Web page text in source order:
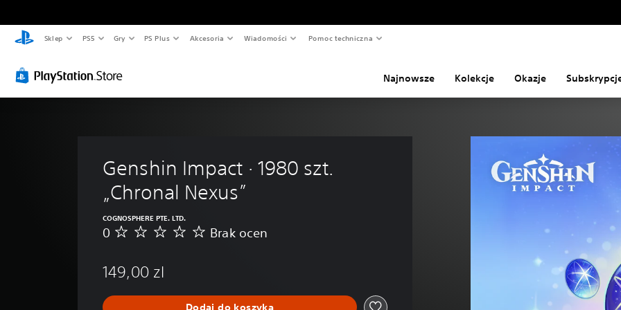
Sklep PS5 Gry PS Plus Akcesoria Wiadomości Pomoc techniczna
Najnowsze Kolekcje Okazje
Genshin Impact · 1980 szt.
„Chronal Nexus”
COGNOSPHERE PTE. LTD.
B
k
c
0 Brak ocen
149,00 zl
Dodaj do koszyka